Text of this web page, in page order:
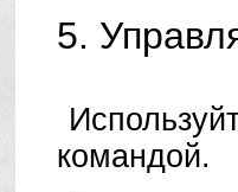
5.
командой.